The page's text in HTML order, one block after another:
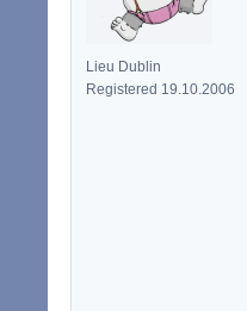
Lieu Dublin
Registered 19.10.2006